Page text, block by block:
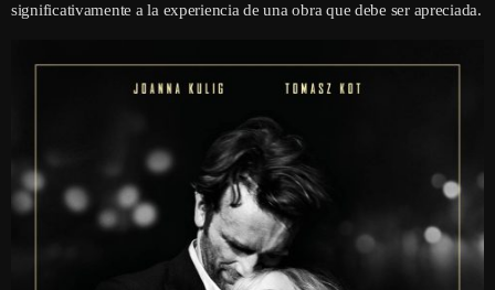
significativamente a la experiencia de una obra que debe ser apreciada.